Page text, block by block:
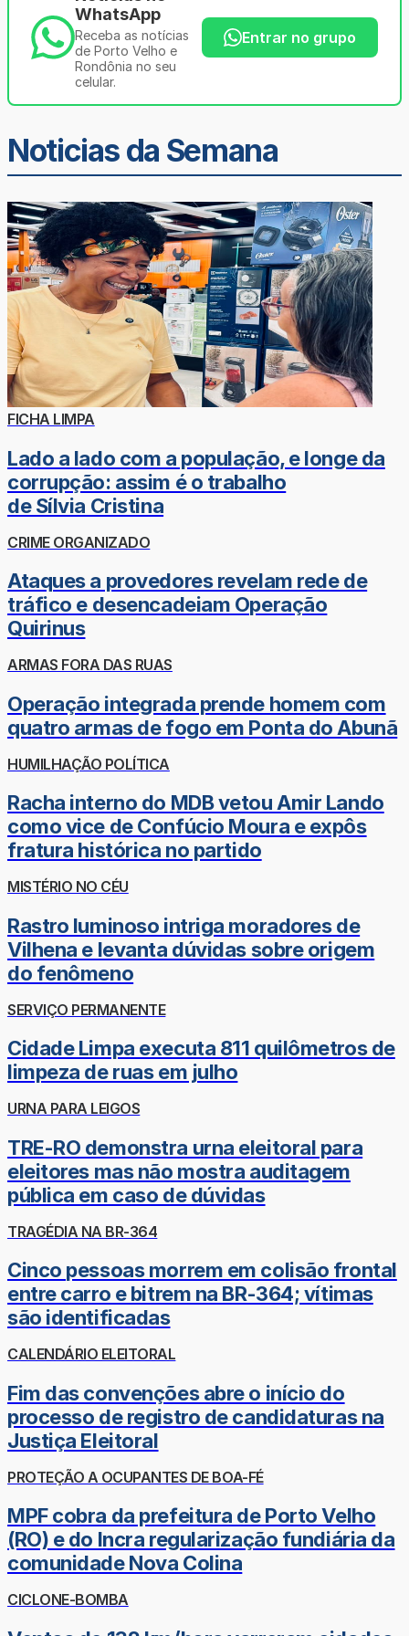
WhatsApp
Receba as notícias
de Porto Velho e
Rondônia no seu
celular.
Entrar no grupo
Noticias da Semana
FICHA LIMPA
Lado a lado com a população, e longe da
corrupção: assim é o trabalho
de Sílvia Cristina
CRIME ORGANIZADO
Ataques a provedores revelam rede de
tráfico e desencadeiam Operação
Quirinus
ARMAS FORA DAS RUAS
Operação integrada prende homem com
quatro armas de fogo em Ponta do Abunã
HUMILHAÇÃO POLÍTICA
Racha interno do MDB vetou Amir Lando
como vice de Confúcio Moura e expôs
fratura histórica no partido
MISTÉRIO NO CÉU
Rastro luminoso intriga moradores de
Vilhena e levanta dúvidas sobre origem
do fenômeno
SERVIÇO PERMANENTE
Cidade Limpa executa 811 quilômetros de
limpeza de ruas em julho
URNA PARA LEIGOS
TRE-RO demonstra urna eleitoral para
eleitores mas não mostra auditagem
pública em caso de dúvidas
TRAGÉDIA NA BR-364
Cinco pessoas morrem em colisão frontal
entre carro e bitrem na BR-364; vítimas
são identificadas
CALENDÁRIO ELEITORAL
Fim das convenções abre o início do
processo de registro de candidaturas na
Justiça Eleitoral
PROTEÇÃO A OCUPANTES DE BOA-FÉ
MPF cobra da prefeitura de Porto Velho
(RO) e do Incra regularização fundiária da
comunidade Nova Colina
CICLONE-BOMBA